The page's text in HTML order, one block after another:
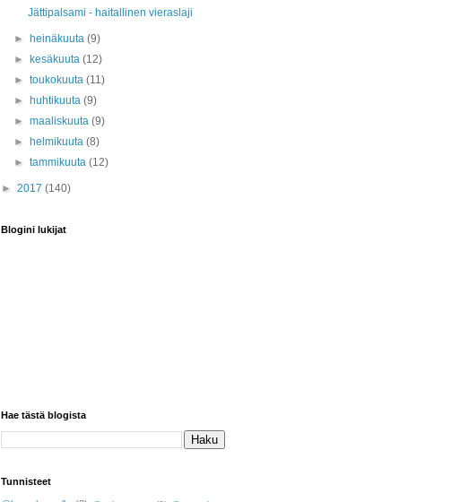
Jättipalsami - haitallinen vieraslaji
► heinäkuuta(9)
►
kesäkuuta(12)
►toukokuuta(11)
►
huhtikuuta(9)
►maaliskuuta(9)
►
helmikuuta(8)
►tammikuuta(12)
► 2017 (140)
Blogini lukijat
Hae tästä blogista
Tunnisteet